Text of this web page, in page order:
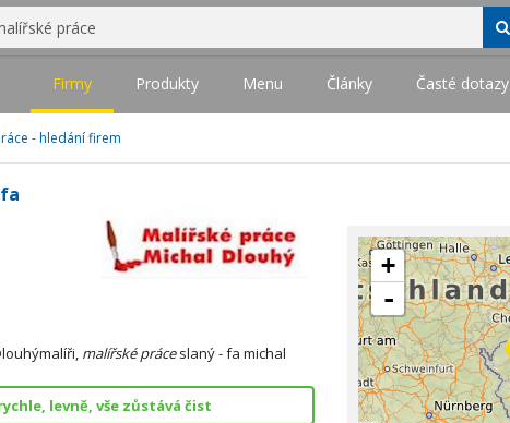
Firmy Produkty Menu Články Časté dotazy
- hledání firem
malířské práceslaný - fa michal
levně, vše zůstává čist
+
-